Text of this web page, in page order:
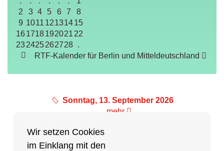
Wir setzen Cookies
im Einklang mit den
2
3 4 5 6 7
8
9 1011 12131415
161718192021 22
232425262728 .
RTF-Kalender für Berlin und Mitteldeutschland
Sonntag, 13. September 2026
mehr